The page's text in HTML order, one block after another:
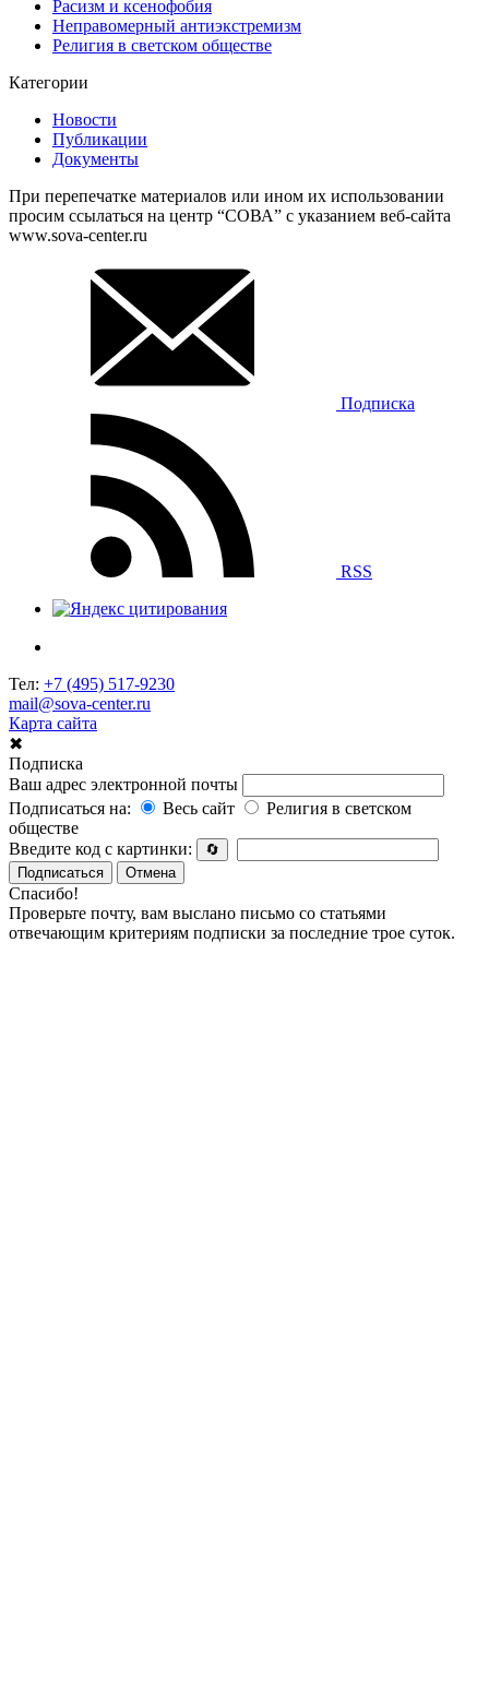
Расизм и ксенофобия
Неправомерный антиэкстремизм
Религия в светском обществе
Категории
Новости
Публикации
Документы
При перепечатке материалов или ином их использовании
просим ссылаться на центр “СОВА” с указанием веб-сайта
www.sova-center.ru
Подписка
RSS
Тел: +7 (495) 517-9230
mail@sova-center.ru
Карта сайта
✖
Подписка
Ваш адрес электронной почты
Подписаться на:
Весь сайт
Религия в светском
обществе
Введите код с картинки:
🔄
Подписаться
Отмена
Спасибо!
Проверьте почту, вам выслано письмо со статьями
отвечающим критериям подписки за последние трое суток.